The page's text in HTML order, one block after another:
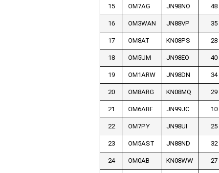
15 OM7AG JN98NO 48
16 OM3WAN JN88VP 35
17 OM8AT KN08PS 28
18 OM5UM JN98EO 40
19 OM1ARW JN98DN 34
20 OM8ARG KN08MQ 29
21 OM6ABF JN99JC 10
22 OM7PY JN98UI 25
23 OM5AST JN88ND 32
24 OM0AB KN08WW 27